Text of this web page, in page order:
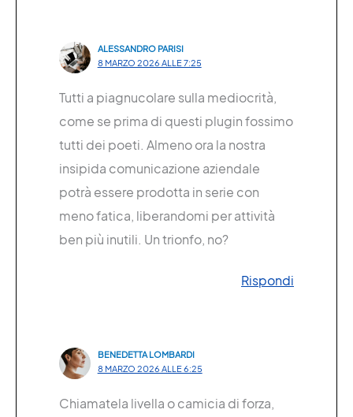
ALESSANDRO PARISI
8 MARZO 2026 ALLE 7:25
Tutti a piagnucolare sulla mediocrità,
come se prima di questi plugin fossimo
tutti dei poeti. Almeno ora la nostra
insipida comunicazione aziendale
potrà essere prodotta in serie con
meno fatica, liberandomi per attività
ben più inutili. Un trionfo, no?
Rispondi
BENEDETTA LOMBARDI
8 MARZO 2026 ALLE 6:25
Chiamatela livella o camicia di forza,